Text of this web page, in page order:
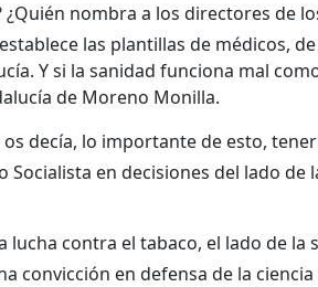
nombra a los directores de
las plantillas de médicos,
Y si la sanidad funciona mal
de Moreno Monilla.
decía, lo importante de esto,
en decisiones del lado de
lucha contra el tabaco, el lado de la
convicción en defensa de la